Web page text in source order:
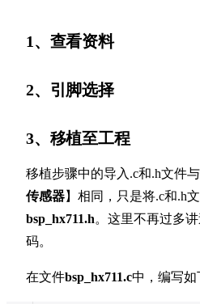
1、查看资料
2、引脚选择
3、移植至工程
移植步骤中的导入.c和.h文件与
传感器】相同，只是将.c和.h
bsp_hx711.h。这里不再过多
码。
在文件bsp_hx711.c中，编写如